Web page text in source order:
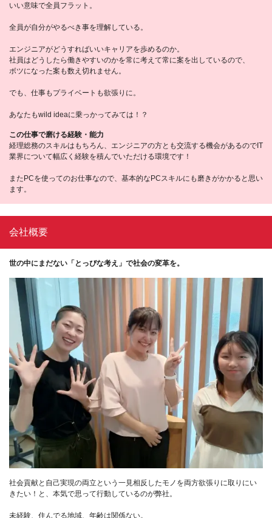
いい意味で全員フラット。
全員が自分がやるべき事を理解している。
エンジニアがどうすればいいキャリアを歩めるのか。
社員はどうしたら働きやすいのかを常に考えて常に案を出しているので、
ボツになった案も数え切れません。
でも、仕事もプライベートも欲張りに。
あなたもwild ideaに乗っかってみては！？
この仕事で磨ける経験・能力
経理総務のスキルはもちろん、エンジニアの方とも交流する機会があるのでIT
業界について幅広く経験を積んでいただける環境です！
またPCを使ってのお仕事なので、基本的なPCスキルにも磨きがかかると思い
ます。
会社概要
世の中にまだない「とっぴな考え」で社会の変革を。
社会貢献と自己実現の両立という一見相反したモノを両方欲張りに取りにい
きたい！と、本気で思って行動しているのが弊社。
未経験、住んでる地域、年齢は関係ない。